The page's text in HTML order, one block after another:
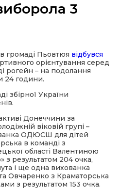
3
в громаді Пьовтюя відбувся
орієнтування серед
рогейн – на подолання
24 години.
збірної України
Донеччини за
віковій групі –
ОДЮСШ для дітей
в команді з
області Валентиною
з результатом 204 очка,
і ще одна вихованка
Овчаренко з Краматорська
з результатом 153 очка.